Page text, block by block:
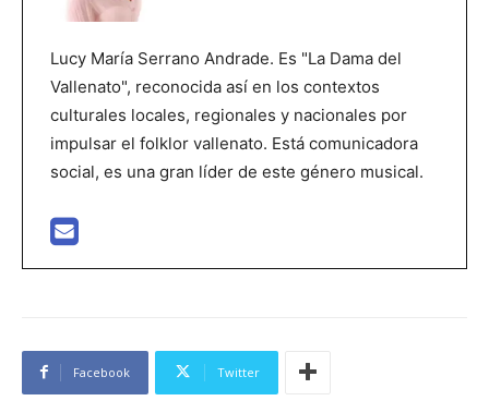
Lucy María Serrano Andrade. Es "La Dama del
Vallenato", reconocida así en los contextos
culturales locales, regionales y nacionales por
impulsar el folklor vallenato. Está comunicadora
social, es una gran líder de este género musical.
Facebook Twitter